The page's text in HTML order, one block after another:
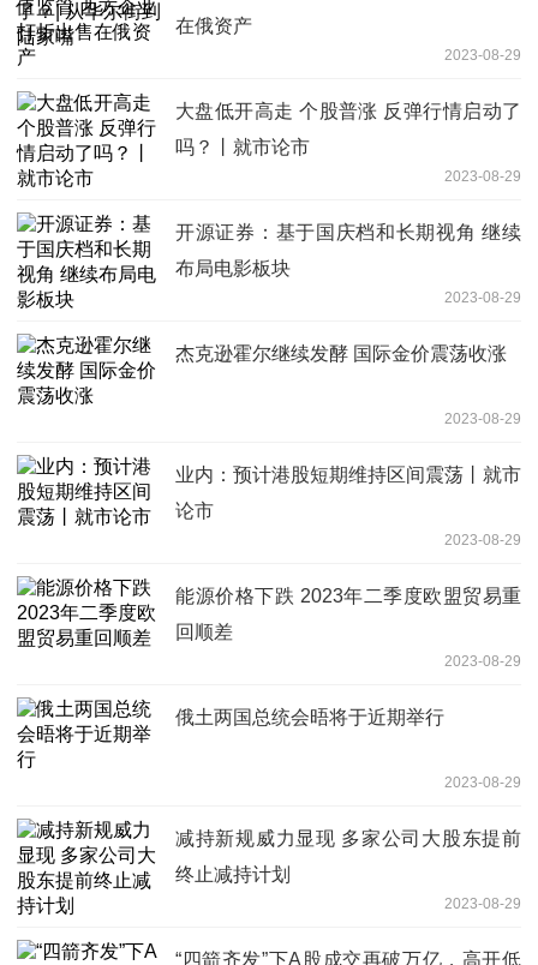
在俄资产
2023-08-29
大盘低开高走 个股普涨 反弹行情启动了
吗？丨就市论市
2023-08-29
开源证券：基于国庆档和长期视角 继续
布局电影板块
2023-08-29
杰克逊霍尔继续发酵 国际金价震荡收涨
2023-08-29
业内：预计港股短期维持区间震荡丨就市
论市
2023-08-29
能源价格下跌 2023年二季度欧盟贸易重
回顺差
2023-08-29
俄土两国总统会晤将于近期举行
2023-08-29
减持新规威力显现 多家公司大股东提前
终止减持计划
2023-08-29
“四箭齐发”下A股成交再破万亿，高开低